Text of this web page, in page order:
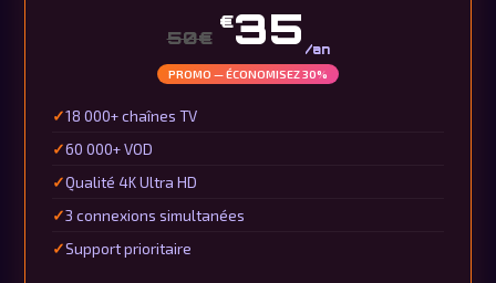
50€
€35 /an
PROMO — ÉCONOMISEZ 30%
18 000+ chaînes TV
60 000+ VOD
Qualité 4K Ultra HD
3 connexions simultanées
Support prioritaire